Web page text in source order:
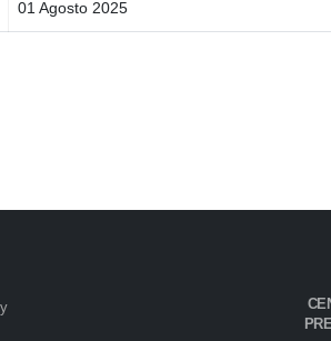
01 Agosto 2025